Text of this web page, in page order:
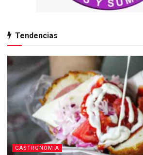
Tendencias
GASTRONOMIA